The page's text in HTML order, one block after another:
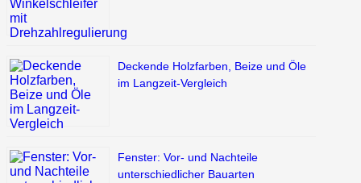
Deckende Holzfarben, Beize und Öle
im Langzeit-Vergleich
Fenster: Vor- und Nachteile
unterschiedlicher Bauarten